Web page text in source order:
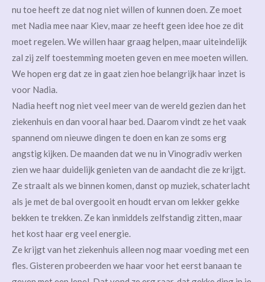
nu toe heeft ze dat nog niet willen of kunnen doen. Ze moet
met Nadia mee naar Kiev, maar ze heeft geen idee hoe ze dit
moet regelen. We willen haar graag helpen, maar uiteindelijk
zal zij zelf toestemming moeten geven en mee moeten willen.
We hopen erg dat ze in gaat zien hoe belangrijk haar inzet is
voor Nadia.
Nadia heeft nog niet veel meer van de wereld gezien dan het
ziekenhuis en dan vooral haar bed. Daarom vindt ze het vaak
spannend om nieuwe dingen te doen en kan ze soms erg
angstig kijken. De maanden dat we nu in Vinogradiv werken
zien we haar duidelijk genieten van de aandacht die ze krijgt.
Ze straalt als we binnen komen, danst op muziek, schaterlacht
als je met de bal overgooit en houdt ervan om lekker gekke
bekken te trekken. Ze kan inmiddels zelfstandig zitten, maar
het kost haar erg veel energie.
Ze krijgt van het ziekenhuis alleen nog maar voeding met een
fles. Gisteren probeerden we haar voor het eerst banaan te